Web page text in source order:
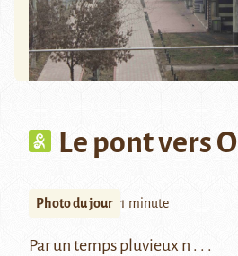
Le pont vers
Photo du jour 1 minute
Par un temps pluvieux n . . .